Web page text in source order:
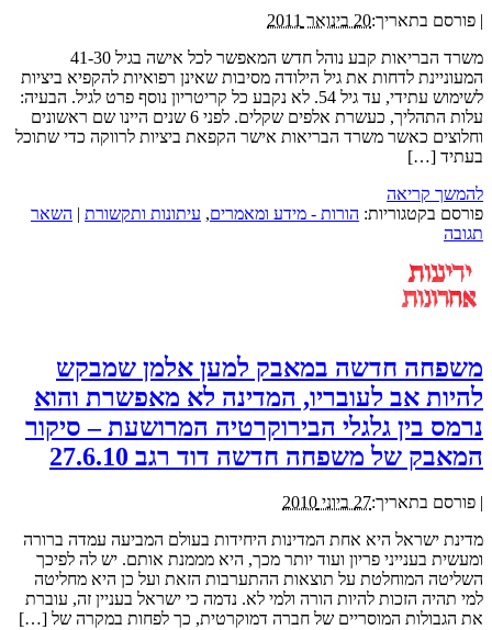
| פורסם בתאריך:20 בינואר 2011
משרד הבריאות קבע נוהל חדש המאפשר לכל אישה בגיל 41-30
המעוניינת לדחות את גיל הילודה מסיבות שאינן רפואיות להקפיא ביציות
לשימוש עתידי, עד גיל 54. לא נקבע כל קריטריון נוסף פרט לגיל. הבעיה:
עלות התהליך, כעשרת אלפים שקלים. לפני 6 שנים היינו שם ראשונים
וחלוצים כאשר משרד הבריאות אישר הקפאת ביציות לרווקה כדי שתוכל
בעתיד […]
להמשך קריאה
פורסם בקטגוריות: הורות - מידע ומאמרים, עיתונות ותקשורת | השאר
תגובה
משפחה חדשה במאבק למען אלמן שמבקש
להיות אב לעובריו, המדינה לא מאפשרת והוא
נרמס בין גלגלי הבירוקרטיה המרושעת – סיקור
המאבק של משפחה חדשה דוד רגב 27.6.10
פורסם בתאריך:27 ביוני 2010
מדינת ישראל היא אחת המדינות היחידות בעולם המביעה עמדה ברורה
ומעשית בענייני פריון ועוד יותר מכך, היא מממנת אותם. יש לה לפיכך
השליטה המוחלטת על תוצאות ההתערבות הזאת ועל כן היא מחליטה
למי תהיה הזכות להיות הורה ולמי לא. נדמה כי ישראל בעניין זה, עוברת
את הגבולות המוסריים של חברה דמוקרטית, כך לפחות במקרה של […]